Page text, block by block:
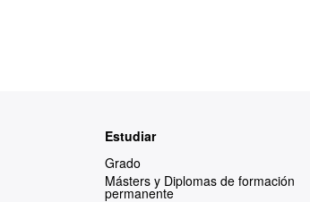
Estudiar
Grado
Másters y Diplomas de formación
permanente